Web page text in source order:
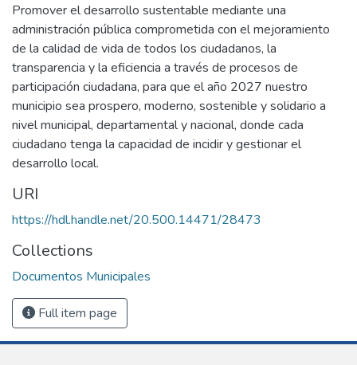
Promover el desarrollo sustentable mediante una
administración pública comprometida con el mejoramiento
de la calidad de vida de todos los ciudadanos, la
transparencia y la eficiencia a través de procesos de
participación ciudadana, para que el año 2027 nuestro
municipio sea prospero, moderno, sostenible y solidario a
nivel municipal, departamental y nacional, donde cada
ciudadano tenga la capacidad de incidir y gestionar el
desarrollo local.
URI
https://hdl.handle.net/20.500.14471/28473
Collections
Documentos Municipales
Full item page